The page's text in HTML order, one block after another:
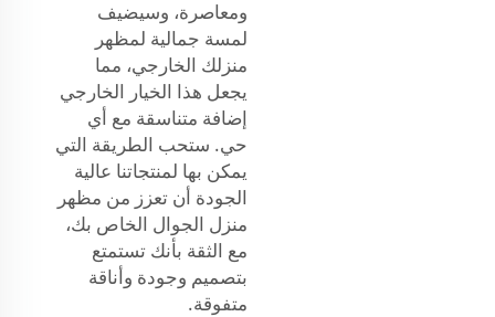
ومعاصرة، وسيضيف
لمسة جمالية لمظهر
منزلك الخارجي، مما
يجعل هذا الخيار الخارجي
إضافة متناسقة مع أي
حي. ستحب الطريقة التي
يمكن بها لمنتجاتنا عالية
الجودة أن تعزز من مظهر
منزل الجوال الخاص بك،
مع الثقة بأنك تستمتع
بتصميم وجودة وأناقة
متفوقة.